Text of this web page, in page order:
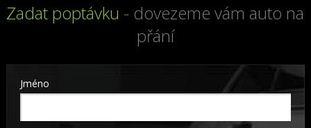
Zadat poptávku - dovezeme vám auto na
přání
Jméno